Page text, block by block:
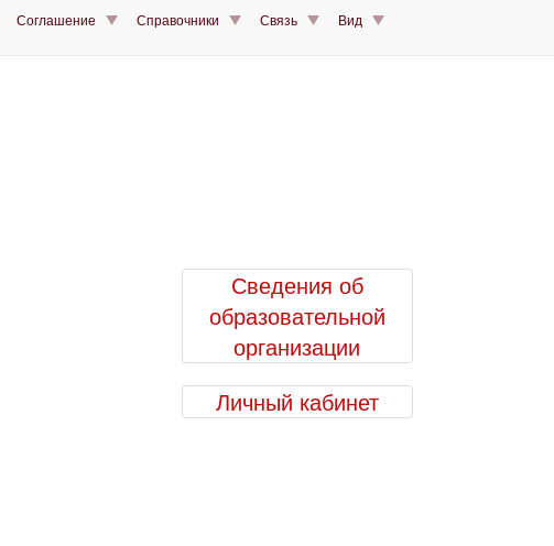
Соглашение Справочники Связь Вид
Сведения об
образовательной
организации
Личный кабинет